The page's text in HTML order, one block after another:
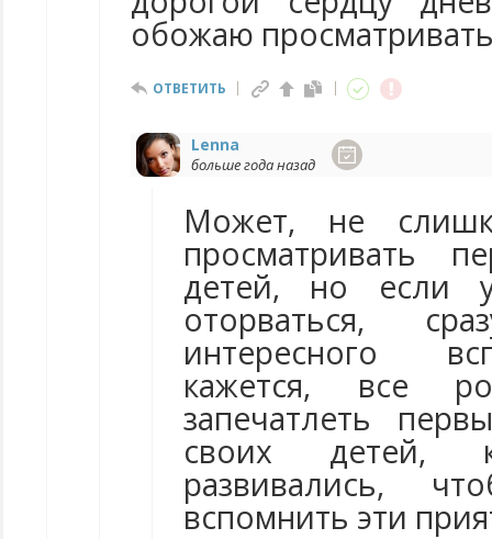
обожаю
ОТВЕТИТЬ
Lenna
больше года назад
Может, не
просматривать
детей, но если
оторваться,
интересного
кажется, все
запечатлеть
своих детей,
развивались,
вспомнить эти